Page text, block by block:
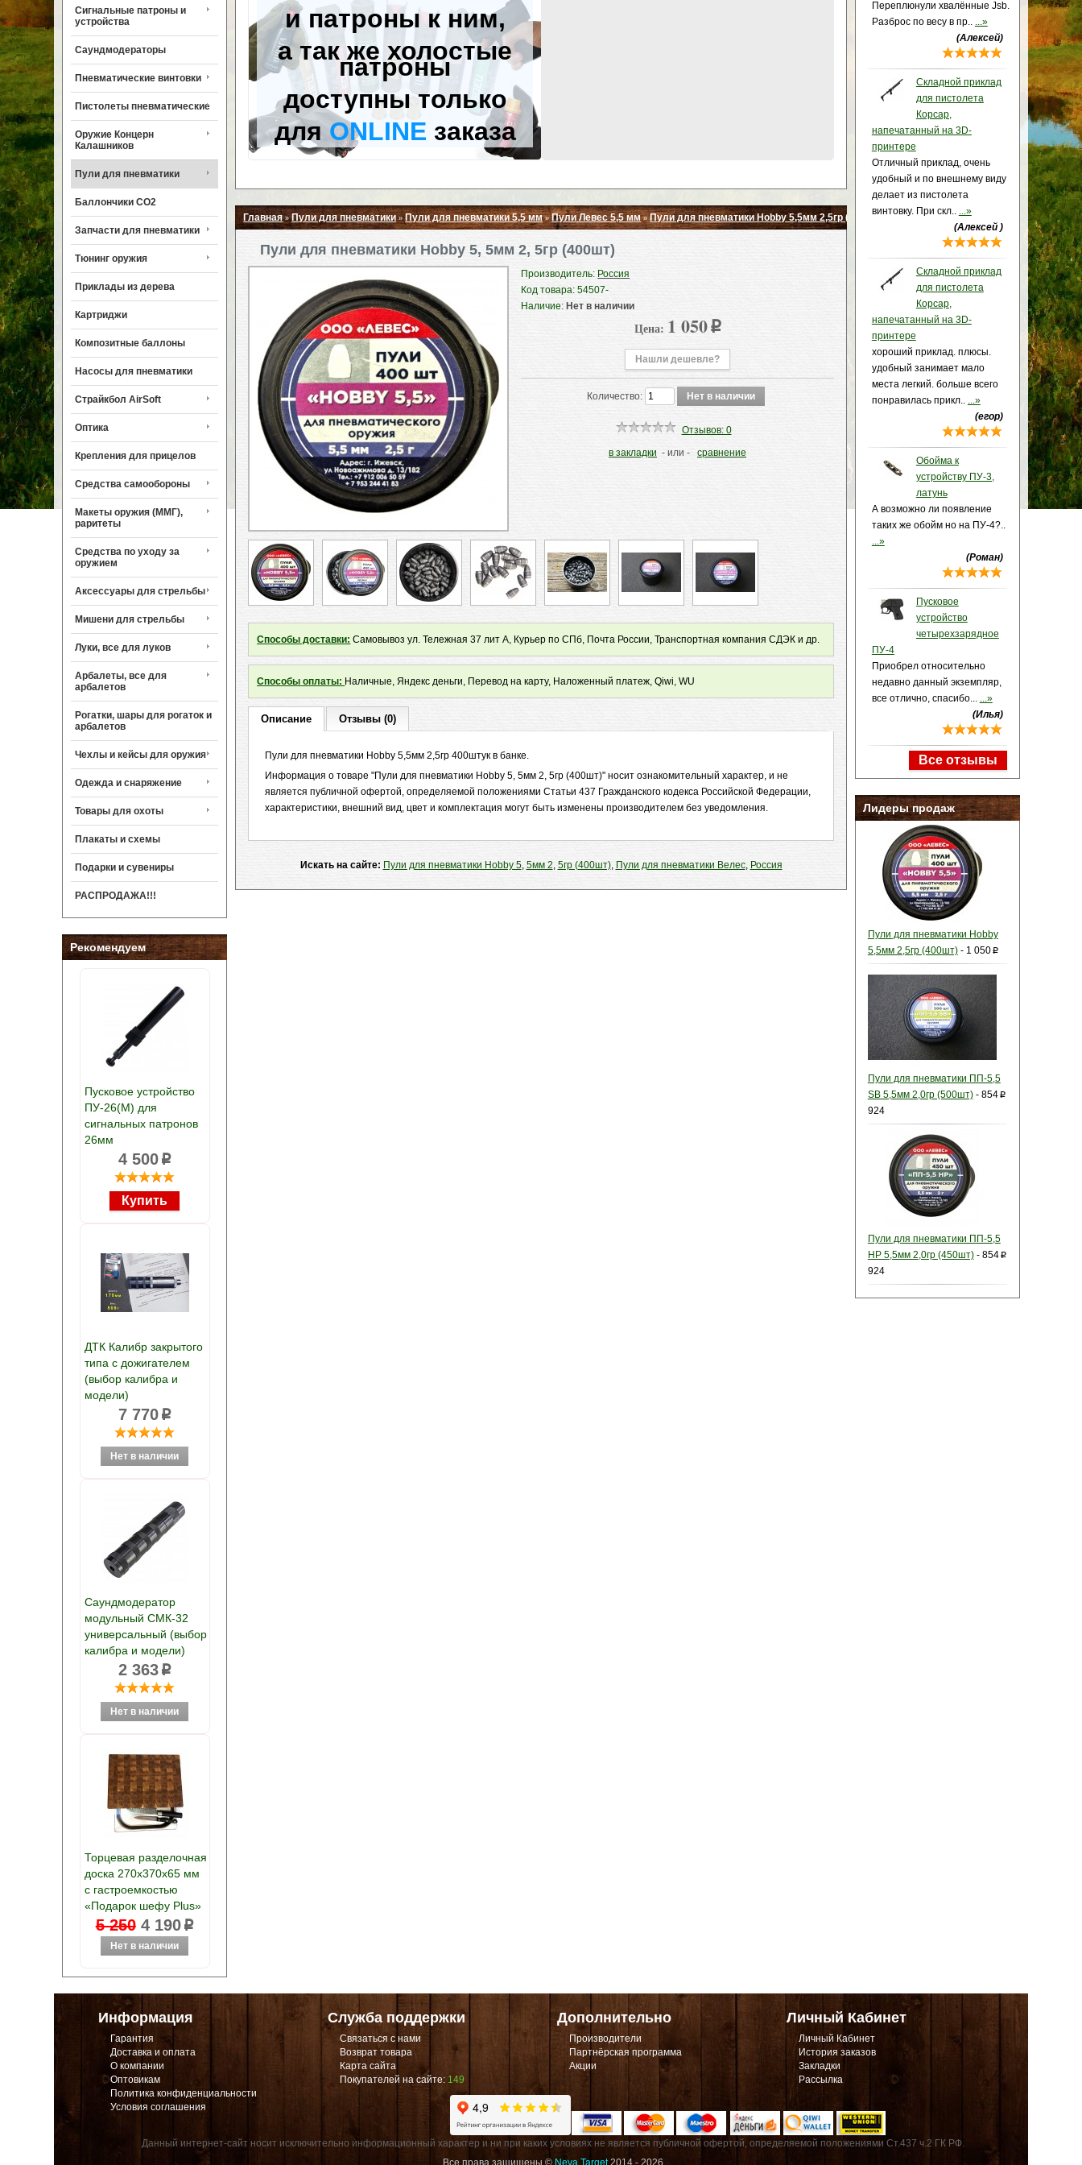
Сигнальные патроны и
устройства
Саундмодераторы
Пневматические винтовки
Пистолеты пневматические
Оружие Концерн
Калашников
Пули для пневматики
Баллончики CO2
Запчасти для пневматики
Тюнинг оружия
Приклады из дерева
Картриджи
Композитные баллоны
Насосы для пневматики
Страйкбол AirSoft
Оптика
Крепления для прицелов
Средства самообороны
Макеты оружия (ММГ),
раритеты
Средства по уходу за
оружием
Аксессуары для стрельбы
Мишени для стрельбы
Луки, все для луков
Арбалеты, все для
арбалетов
Рогатки, шары для рогаток и
арбалетов
Чехлы и кейсы для оружия
Одежда и снаряжение
Товары для охоты
Плакаты и схемы
Подарки и сувениры
РАСПРОДАЖА!!!
Рекомендуем
Пусковое устройство
ПУ-26(М) для
сигнальных патронов
26мм
4 500p
ДТК Калибр закрытого
типа с дожигателем
(выбор калибра и
модели)
7 770p
Саундмодератор
модульный СМК-32
универсальный (выбор
калибра и модели)
2 363p
Торцевая разделочная
доска 270х370х65 мм
с гастроемкостью
«Подарок шефу Plus»
5 250 4 190p
Переплюнули хвалённые Jsb.
Разброс по весу в пр.. ...»
(Алексей)
Складной приклад
для пистолета
Корсар,
напечатанный на 3D-
принтере
Отличный приклад, очень
удобный и по внешнему виду
делает из пистолета
винтовку. При скл.. ...»
(Алексей )
Складной приклад
для пистолета
Корсар,
напечатанный на 3D-
принтере
хороший приклад. плюсы.
удобный занимает мало
места легкий. больше всего
понравилась прикл.. ...»
(егор)
Обойма к
устройству ПУ-3,
латунь
А возможно ли появление
таких же обойм но на ПУ-4?..
...»
(Роман)
Пусковое
устройство
четырехзарядное
ПУ-4
Приобрел относительно
недавно данный экземпляр,
все отлично, спасибо... ...»
(Илья)
Все отзывы
Лидеры продаж
Пули для пневматики Hobby
5,5мм 2,5гр (400шт)- 1 050p
Пули для пневматики ПП-5,5
SB 5,5мм 2,0гр (500шт)- 854p
924
Пули для пневматики ПП-5,5
HP 5,5мм 2,0гр (450шт)- 854p
924
и патроны к ним,
а так же холостые
патроны
доступны только
дляONLINE заказа
Свернуть ▲
Главная»Пули для пневматики » Пули для пневматики 5,5 мм»Пули Левес 5,5 мм»Пули для пневматики Hobby 5,5мм 2,5гр (400шт)
Пули для пневматики Hobby 5, 5мм 2, 5гр (400шт)
Производитель: Россия
Код товара: 54507-
Наличие: Нет в наличии
Цена: 1 050p
Нашли дешевле?
Количество:
Отзывов: 0
в закладки - или - сравнение
Способы доставки: Самовывоз ул. Тележная 37 лит А, Курьер по СПб, Почта России, Транспортная компания СДЭК и др.
Способы оплаты: Наличные, Яндекс деньги, Перевод на карту, Наложенный платеж, Qiwi, WU
Описание Отзывы (0)
Пули для пневматики Hobby 5,5мм 2,5гр 400штук в банке.
Информация о товаре "Пули для пневматики Hobby 5, 5мм 2, 5гр (400шт)" носит ознакомительный характер, и не
является публичной офертой, определяемой положениями Статьи 437 Гражданского кодекса Российской Федерации,
характеристики, внешний вид, цвет и комплектация могут быть изменены производителем без уведомления.
Искать на сайте: Пули для пневматики Hobby 5, 5мм 2, 5гр (400шт), Пули для пневматики Велес, Россия
Информация
Гарантия
Доставка и оплата
О компании
Оптовикам
Политика конфиденциальности
Условия соглашения
Служба поддержки
Связаться с нами
Возврат товара
Карта сайта
Покупателей на сайте: 149
Дополнительно
Производители
Партнёрская программа
Акции
Личный Кабинет
Личный Кабинет
История заказов
Закладки
Рассылка
Данный интернет-сайт носит исключительно информационный характер и ни при каких условиях не является публичной офертой, определяемой положениями Ст.437 ч.2 ГК РФ.
Все права защищены © Neva Target2014 - 2026